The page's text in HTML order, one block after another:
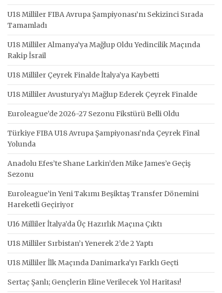
U18 Milliler FIBA Avrupa Şampiyonası’nı Sekizinci Sırada
Tamamladı
U18 Milliler Almanya’ya Mağlup Oldu Yedincilik Maçında
Rakip İsrail
U18 Milliler Çeyrek Finalde İtalya’ya Kaybetti
U18 Milliler Avusturya’yı Mağlup Ederek Çeyrek Finalde
Euroleague’de 2026-27 Sezonu Fikstürü Belli Oldu
Türkiye FIBA U18 Avrupa Şampiyonası’nda Çeyrek Final
Yolunda
Anadolu Efes’te Shane Larkin’den Mike James’e Geçiş
Sezonu
Euroleague’in Yeni Takımı Beşiktaş Transfer Dönemini
Hareketli Geçiriyor
U16 Milliler İtalya’da Üç Hazırlık Maçına Çıktı
U18 Milliler Sırbistan’ı Yenerek 2’de 2 Yaptı
U18 Milliler İlk Maçında Danimarka’yı Farklı Geçti
Sertaç Şanlı; Gençlerin Eline Verilecek Yol Haritası!